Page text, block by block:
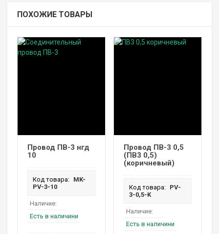
ПОХОЖИЕ ТОВАРЫ
Провод ПВ-3 нгд
10
Код товара: MK-
PV-3-10
Наличие:
Есть в наличини
Провод ПВ-3 0,5
(ПВ3 0,5)
(коричневый)
Код товара:
PV-
3-0,5-K
Наличие:
Есть в наличини